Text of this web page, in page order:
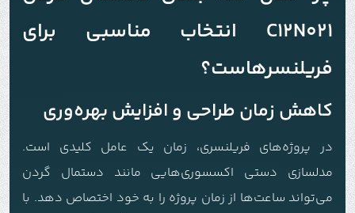
C12N021 انتخاب مناسبی برای
فریلنسرهاست؟
کاهش زمان طراحی و افزایش بهره‌وری
در پروژه‌های فریلنسری، زمان یک عامل کلیدی است.
مدلسازی دستی اکسسوری‌هایی مانند دستمال گردن
می‌تواند ساعت‌ها از زمان پروژه را به خود اختصاص دهد. با